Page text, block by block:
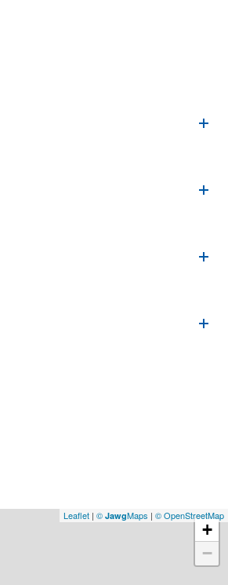
+
−
Leaflet | © JawgMaps | © OpenStreetMap